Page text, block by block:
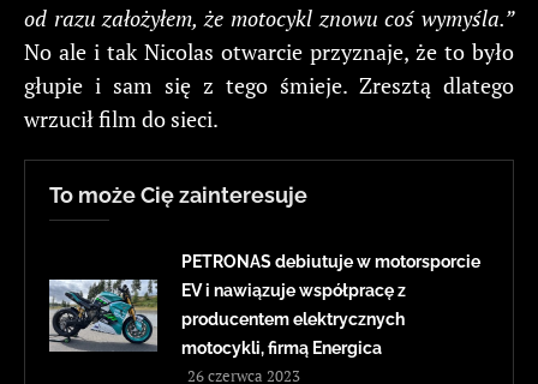
od razu założyłem, że motocykl znowu coś wymyśla.”
No ale i tak Nicolas otwarcie przyznaje, że to było
głupie i sam się z tego śmieje. Zresztą dlatego
wrzucił film do sieci.
To może Cię zainteresuje
PETRONAS debiutuje w motorsporcie
EV i nawiązuje współpracę z
producentem elektrycznych
motocykli, firmą Energica
26 czerwca 2023